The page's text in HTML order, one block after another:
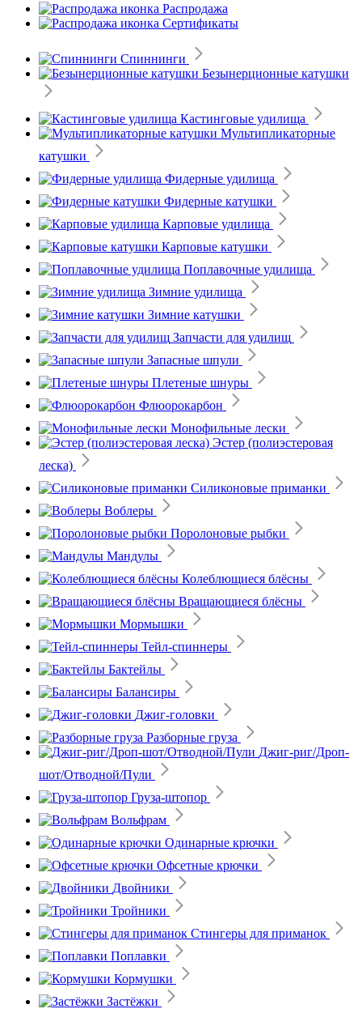
Распродажа
Сертификаты
Спиннинги
Безынерционные катушки
Кастинговые удилища
Мультипликаторные
катушки
Фидерные удилища
Фидерные катушки
Карповые удилища
Карповые катушки
Поплавочные удилища
Зимние удилища
Зимние катушки
Запчасти для удилищ
Запасные шпули
Плетеные шнуры
Флюорокарбон
Монофильные лески
Эстер (полиэстеровая
леска)
Силиконовые приманки
Воблеры
Поролоновые рыбки
Мандулы
Колеблющиеся блёсны
Вращающиеся блёсны
Мормышки
Тейл-спиннеры
Бактейлы
Балансиры
Джиг-головки
Разборные груза
Джиг-риг/Дроп-
шот/Отводной/Пули
Груза-штопор
Вольфрам
Одинарные крючки
Офсетные крючки
Двойники
Тройники
Стингеры для приманок
Поплавки
Кормушки
Застёжки